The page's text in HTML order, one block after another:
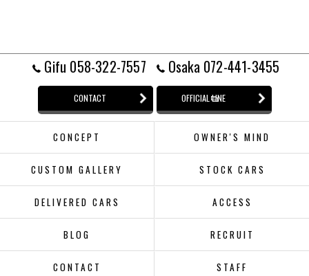
Gifu 058-322-7557 Osaka 072-441-3455
CONTACT OFFICIAL LINE
CONCEPT OWNER'S MIND
CUSTOM GALLERY STOCK CARS
DELIVERED CARS ACCESS
BLOG RECRUIT
CONTACT STAFF